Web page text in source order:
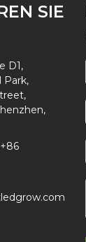
SIE
D1,
Park,
+86